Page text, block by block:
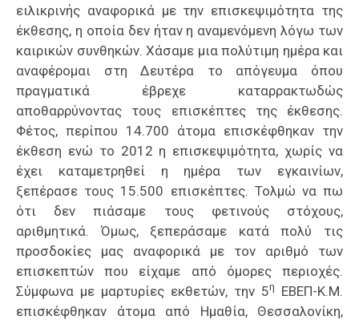
ειλικρινής αναφορικά με την επισκεψιμότητα της
έκθεσης, η οποία δεν ήταν η αναμενόμενη λόγω των
καιρικών συνθηκών. Χάσαμε μια πολύτιμη ημέρα και
αναφέρομαι στη Δευτέρα το απόγευμα όπου
πραγματικά έβρεχε καταρρακτωδώς
αποθαρρύνοντας τους επισκέπτες της έκθεσης.
Φέτος, περίπου 14.700 άτομα επισκέφθηκαν την
έκθεση ενώ το 2012 η επισκεψιμότητα, χωρίς να
έχει καταμετρηθεί η ημέρα των εγκαινίων,
ξεπέρασε τους 15.500 επισκέπτες. Τολμώ να πω
ότι δεν πιάσαμε τους φετινούς στόχους,
αριθμητικά. Όμως, ξεπεράσαμε κατά πολύ τις
προσδοκίες μας αναφορικά με τον αριθμό των
επισκεπτών που είχαμε από όμορες περιοχές.
Σύμφωνα με μαρτυρίες εκθετών, την 5η
ΕΒΕΠ-Κ.Μ.
επισκέφθηκαν άτομα από Ημαθία, Θεσσαλονίκη,